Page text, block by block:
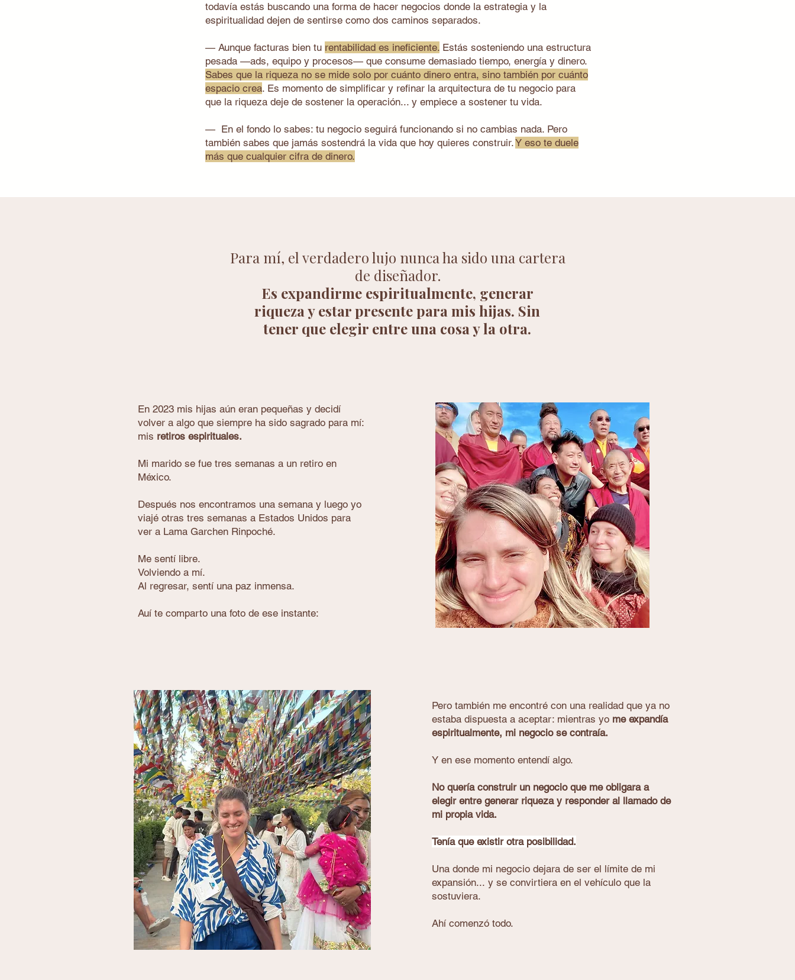
todavía estás buscando una forma de hacer negocios donde la estrategia y la
espiritualidad dejen de sentirse como dos caminos separados.
— Aunque facturas bien tu rentabilidad es ineficiente. Estás sosteniendo una estructura
pesada —ads, equipo y procesos— que consume demasiado tiempo, energía y dinero.
Sabes que la riqueza no se mide solo por cuánto dinero entra, sino también por cuánto
espacio crea. Es momento de simplificar y refinar la arquitectura de tu negocio para
que la riqueza deje de sostener la operación... y empiece a sostener tu vida.
— En el fondo lo sabes: tu negocio seguirá funcionando si no cambias nada. Pero
también sabes que jamás sostendrá la vida que hoy quieres construir.Y eso te duele
más que cualquier cifra de dinero.
Para mí, el verdadero lujo nunca ha sido una cartera
de diseñador.
Es expandirme espiritualmente, generar
riqueza y estar presente para mis hijas. Sin
tener que elegir entre una cosa y la otra.
En 2023 mis hijas aún eran pequeñas y decidí
volver a algo que siempre ha sido sagrado para mí:
mis retiros espirituales.
Mi marido se fue tres semanas a un retiro en
México.
Después nos encontramos una semana y luego yo
viajé otras tres semanas a Estados Unidos para
ver a Lama Garchen Rinpoché.
Me sentí libre.
Volviendo a mí.
Al regresar, sentí una paz inmensa.
Auí te comparto una foto de ese instante:
Pero también me encontré con una realidad que ya no
estaba dispuesta a aceptar: mientras yo me expandía
espiritualmente, mi negocio se contraía.
Y en ese momento entendí algo.
No quería construir un negocio que me obligara a
elegir entre generar riqueza y responder al llamado de
mi propia vida.
Tenía que existir otra posibilidad.
Una donde mi negocio dejara de ser el límite de mi
expansión... y se convirtiera en el vehículo que la
sostuviera.
Ahí comenzó todo.